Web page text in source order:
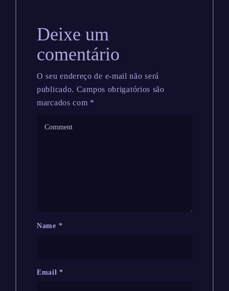
Deixe um
comentário
O seu endereço de e-mail não será
publicado. Campos obrigatórios são
marcados com *
Name *
Email*